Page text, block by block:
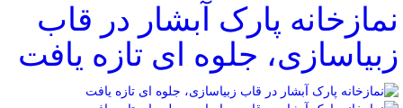
نمازخانه پارک آبشار در قاب
زبیاسازی، جلوه ای تازه یافت